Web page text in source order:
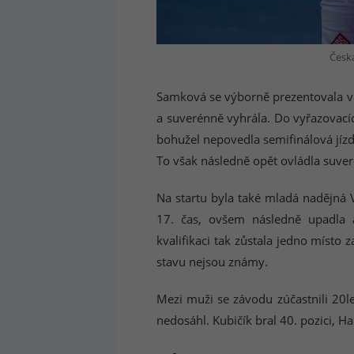
Samková se výborně prezentovala
a suverénně vyhrála. Do
bohužel nepovedla semifinálová
To však následně opět ovládla
Na startu byla také mladá nadějná
17. čas, ovšem následně
kvalifikaci tak zůstala jedno místo
stavu nejsou známy.
Mezi muži se závodu zúčastnili
nedosáhl. Kubičík bral 40. pozici,